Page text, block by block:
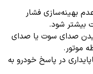
بهینه‌سازی فشار
شود.
صدای سوت یا صدای
موتور.
در پاسخ خودرو به